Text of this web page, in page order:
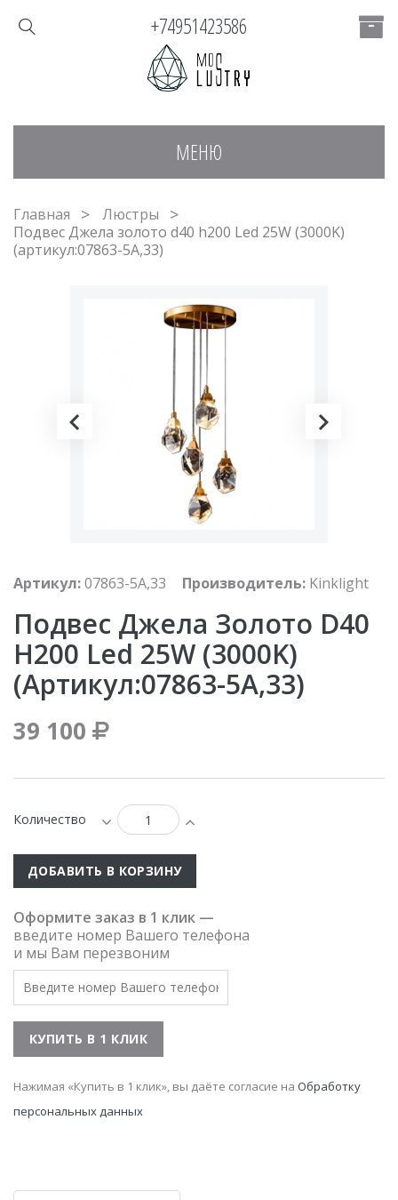
МЕНЮ
+74951423586
Главная
Люстры
Подвес Джела золото d40 h200 Led 25W (3000K)
(артикул:07863-5A,33)
Артикул:07863-5A,33 Производитель: Kinklight
Подвес Джела Золото D40
H200 Led 25W (3000K)
(артикул:07863-5A,33)
39 100
Количество
ДОБАВИТЬ В КОРЗИНУ
Оформите заказ в 1 клик —
введите номер Вашего телефона
и мы Вам перезвоним
Нажимая «Купить в 1 клик», вы даёте согласие на Обработку
персональных данных